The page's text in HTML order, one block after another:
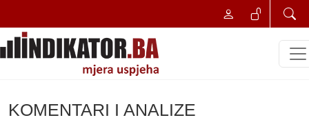
KOMENTARI I ANALIZE